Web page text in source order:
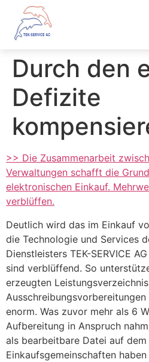
Durch den
Defizite
>> Die Zusammenarbeit
Verwaltungen schafft die
elektronischen Einkauf.
verblüffen.
Deutlich wird das im Einkauf
die Technologie und Services
Dienstleisters TEK-SERVICE
sind verblüffend. So
erzeugten
enorm. Was zuvor mehr als 6
Aufbereitung in Anspruch
als bearbeitbare Datei auf
Einkaufsgemeinschaften